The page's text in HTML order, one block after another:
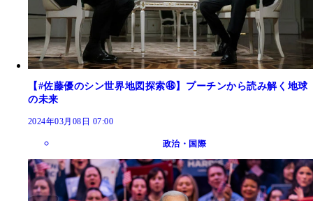
【#佐藤優のシン世界地図探索㊽】プーチンから読み解く地球
の未来
2024年03月08日 07:00
政治・国際